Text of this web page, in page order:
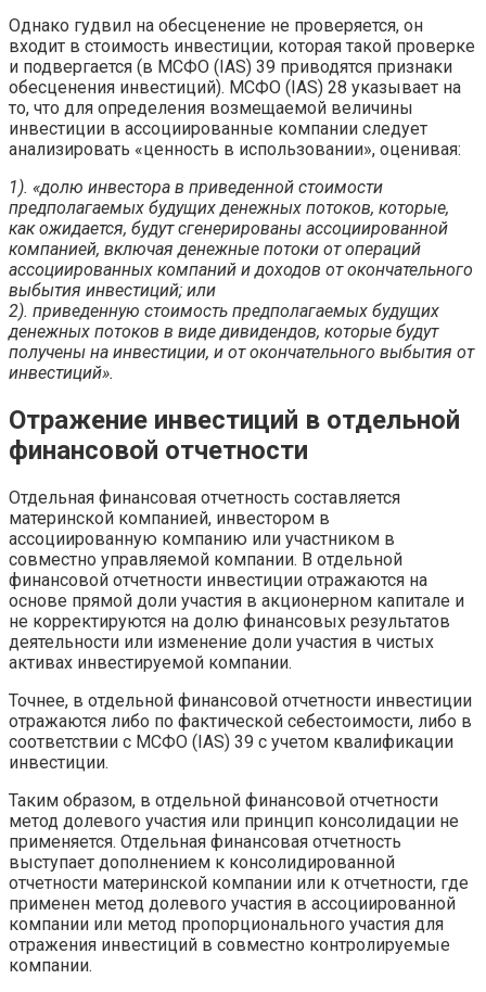
Однако гудвил на обесценение не проверяется, он
входит в стоимость инвестиции, которая такой проверке
и подвергается (в МСФО (IAS) 39 приводятся признаки
обесценения инвестиций). МСФО (IAS) 28 указывает на
то, что для определения возмещаемой величины
инвестиции в ассоциированные компании следует
анализировать «ценность в использовании», оценивая:
1). «долю инвестора в приведенной стоимости
предполагаемых будущих денежных потоков, которые,
как ожидается, будут сгенерированы ассоциированной
компанией, включая денежные потоки от операций
ассоциированных компаний и доходов от окончательного
выбытия инвестиций; или
2). приведенную стоимость предполагаемых будущих
денежных потоков в виде дивидендов, которые будут
получены на инвестиции, и от окончательного выбытия от
инвестиций».
Отражение инвестиций в отдельной
финансовой отчетности
Отдельная финансовая отчетность составляется
материнской компанией, инвестором в
ассоциированную компанию или участником в
совместно управляемой компании. В отдельной
финансовой отчетности инвестиции отражаются на
основе прямой доли участия в акционерном капитале и
не корректируются на долю финансовых результатов
деятельности или изменение доли участия в чистых
активах инвестируемой компании.
Точнее, в отдельной финансовой отчетности инвестиции
отражаются либо по фактической себестоимости, либо в
соответствии с МСФО (IAS) 39 с учетом квалификации
инвестиции.
Таким образом, в отдельной финансовой отчетности
метод долевого участия или принцип консолидации не
применяется. Отдельная финансовая отчетность
выступает дополнением к консолидированной
отчетности материнской компании или к отчетности, где
применен метод долевого участия в ассоциированной
компании или метод пропорционального участия для
отражения инвестиций в совместно контролируемые
компании.